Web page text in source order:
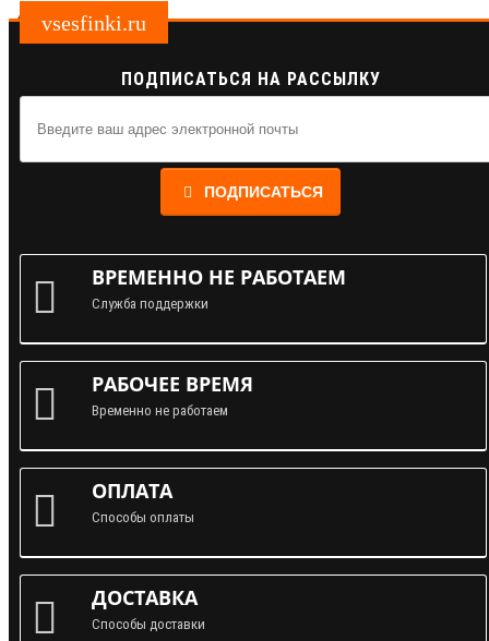
vsesfinki.ru
ПОДПИСАТЬСЯ НА РАССЫЛКУ
ПОДПИСАТЬСЯ
ВРЕМЕННО НЕ РАБОТАЕМ
Служба поддержки
РАБОЧЕЕ ВРЕМЯ
Временно не работаем
ОПЛАТА
Способы оплаты
ДОСТАВКА
Способы доставки